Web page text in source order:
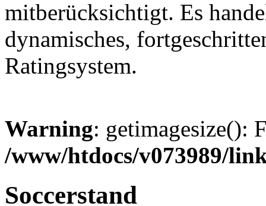
mitberücksichtigt. Es
dynamisches,
Ratingsystem.
Warning: getimagesize():
/www/htdocs/v073989/
Soccerstand